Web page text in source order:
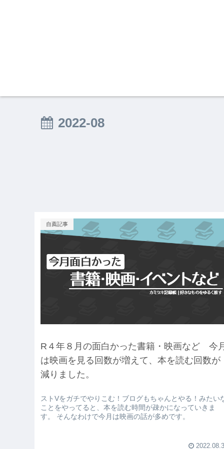
2022-08
自薦記事
R４年８月の面白かった書籍・映画など 今
は映画を見る回数が増えて、本を読む回数が
減りました。
ストVをガチでやりこむ！ブログもちゃんとやる！みたい
ことをやってると、本を読む時間が疎かになっていきま
す。 そんなわけで今月は映画の話が多めです。